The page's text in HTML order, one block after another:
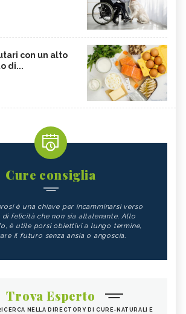
con un alto
di...
Cure consiglia
è una chiave per incamminarsi verso
di felicità che non sia altalenante. Allo
è utile porsi obiettivi a lungo termine,
il futuro senza ansia o angoscia.
Trova Esperto
NELLA DIRECTORY DI CURE-NATURALI E